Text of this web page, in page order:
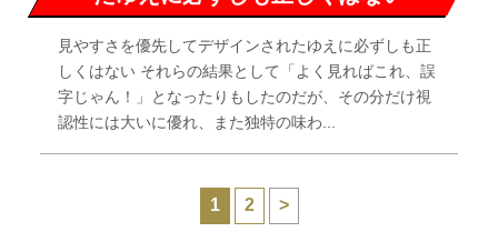
見やすさを優先してデザインされたゆえに必ずしも正
しくはない それらの結果として「よく見ればこれ、誤
字じゃん！」となったりもしたのだが、その分だけ視
認性には大いに優れ、また独特の味わ...
1 2 >